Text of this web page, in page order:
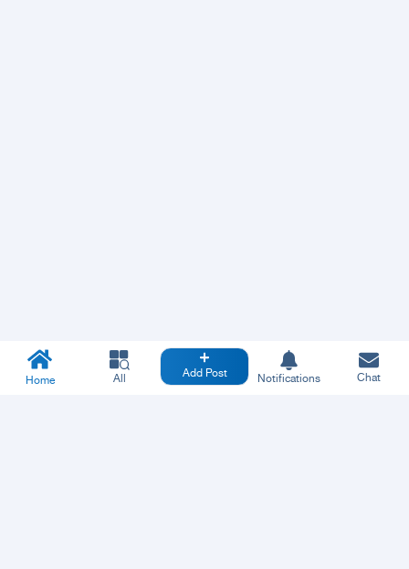
Home All Add Post Notifications Chat